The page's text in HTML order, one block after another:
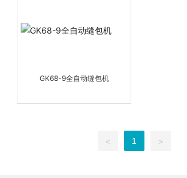
GK68-9全自动缝包机
< 1 >